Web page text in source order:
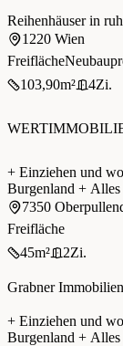
Reihenhäuser in
1220 Wien
Freifläche
103,90m² 4Zi.
+ Einziehen und
Burgenland +
und liebevolle
7350
Freifläche
45m² 2Zi.
Grabner Immobilien
+ Einziehen und
Burgenland +